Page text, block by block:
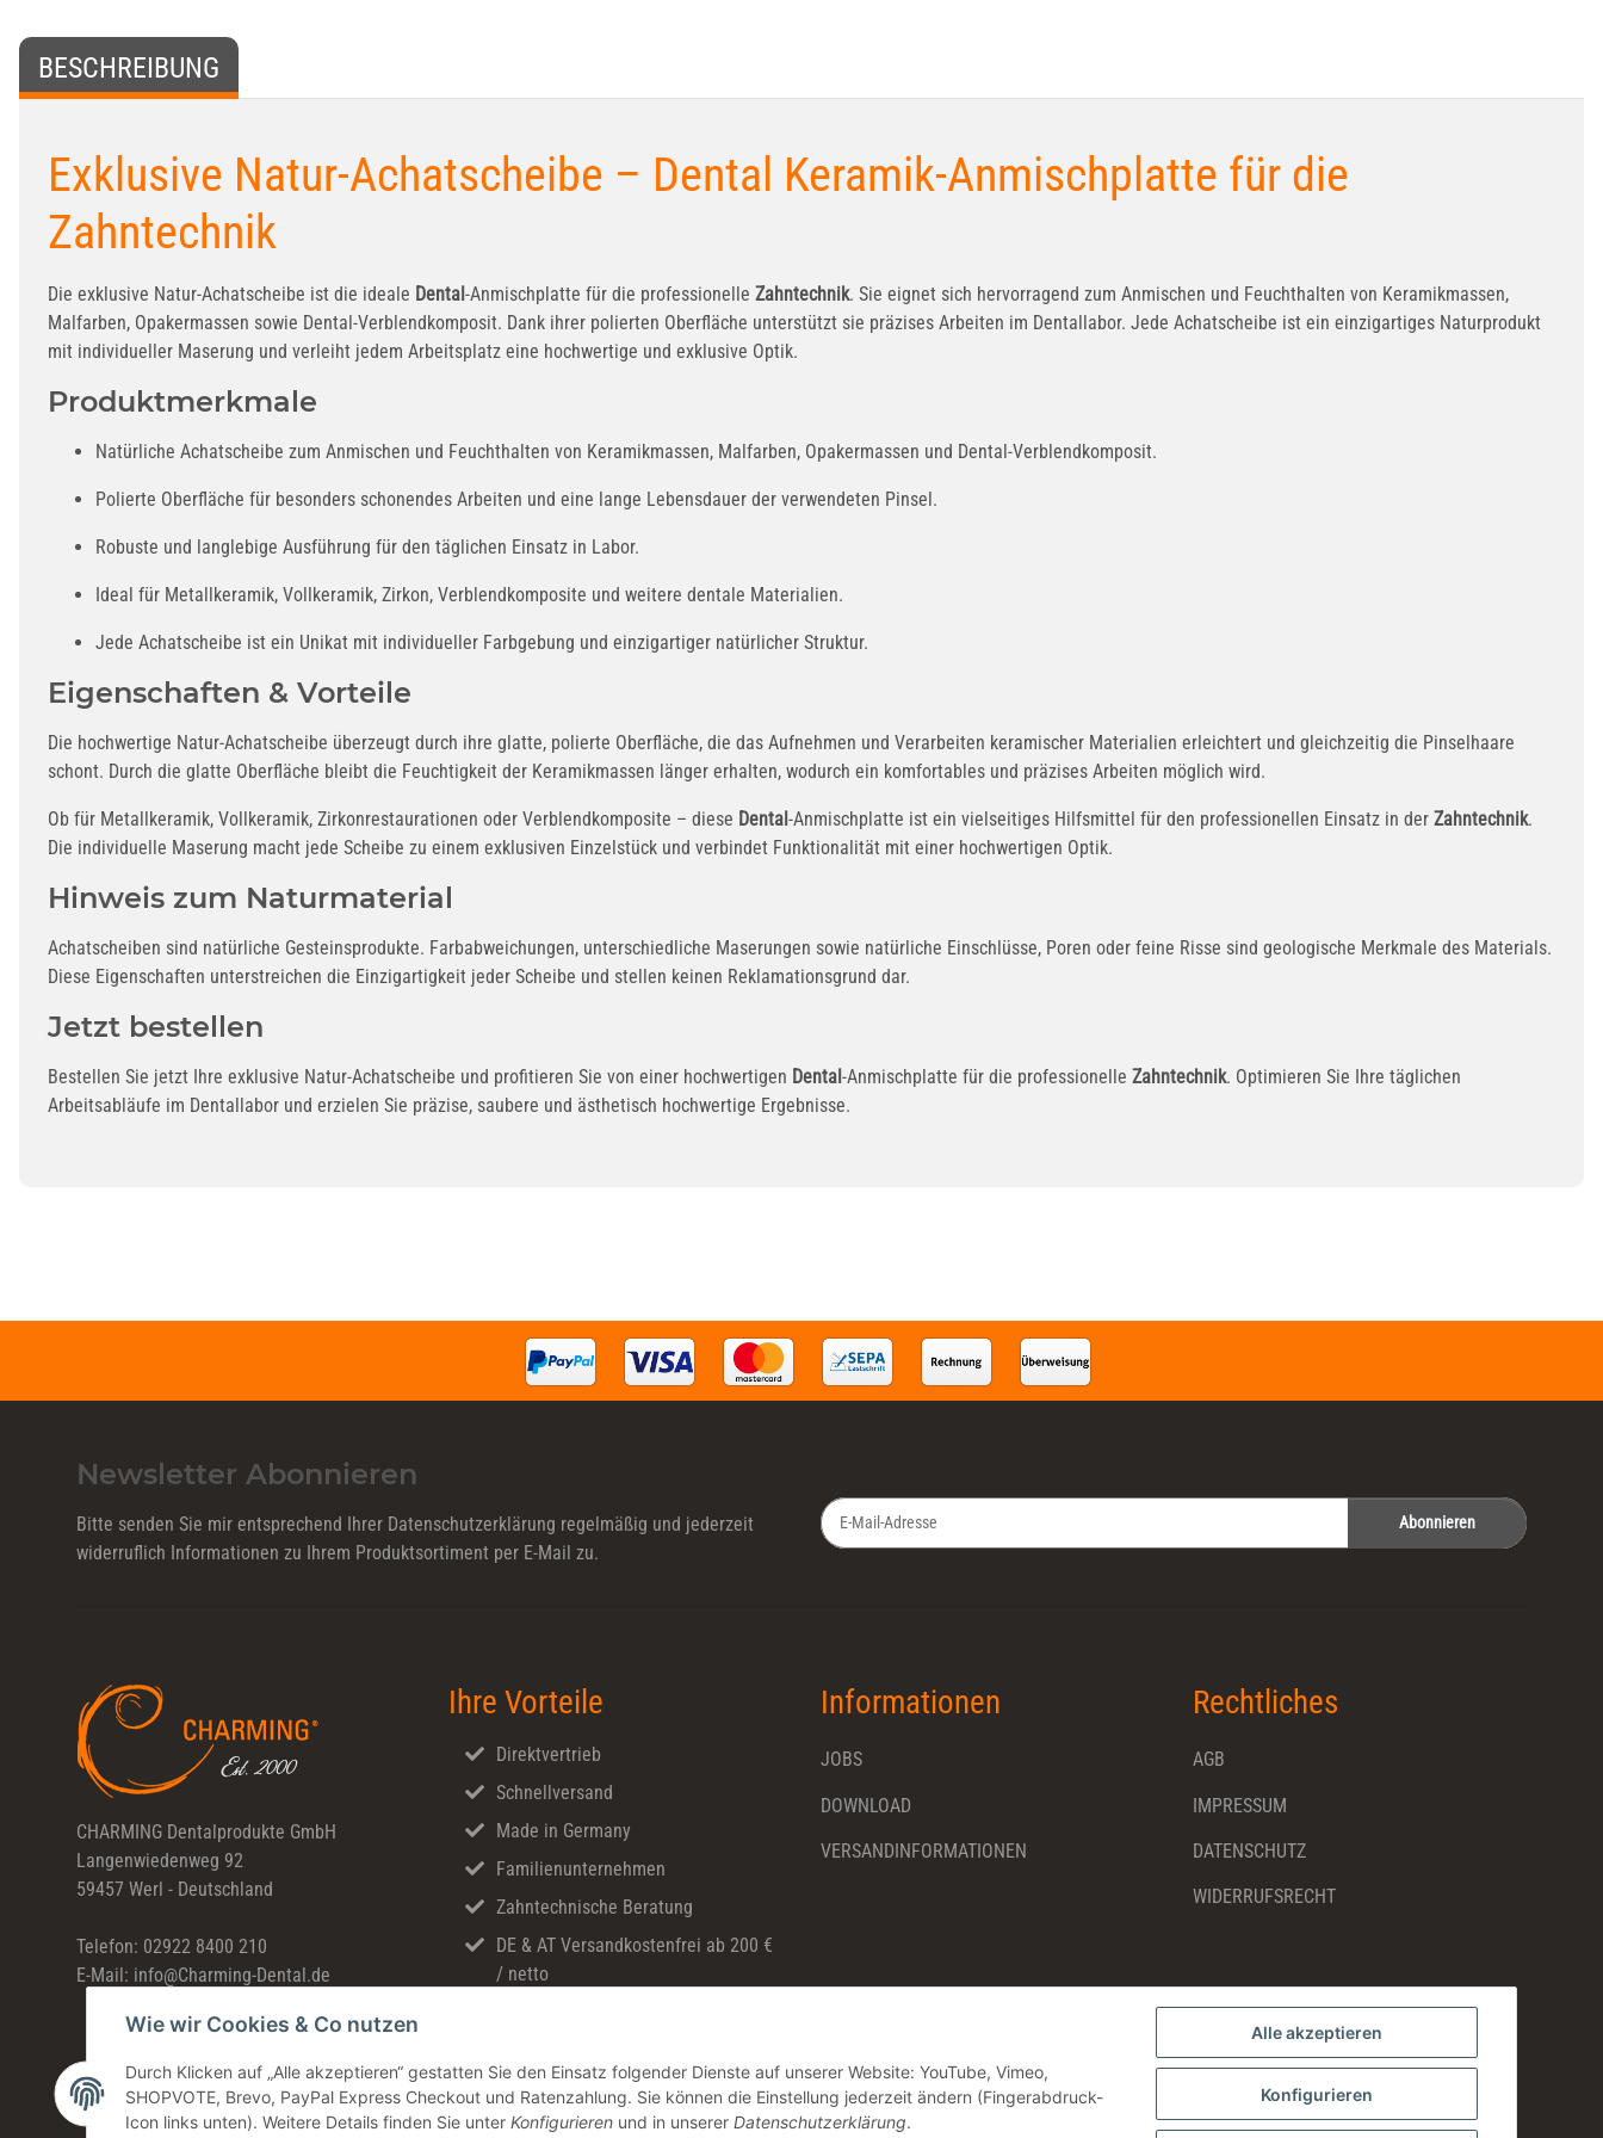
Alle akzeptieren
Konfigurieren
Wie wir Cookies & Co nutzen
Durch Klicken auf „Alle akzeptieren“ gestatten Sie den Einsatz folgender Dienste auf unserer Website: YouTube, Vimeo,
SHOPVOTE, Brevo, PayPal Express Checkout und Ratenzahlung. Sie können die Einstellung jederzeit ändern (Fingerabdruck-
Icon links unten). Weitere Details finden Sie unter Konfigurieren und in unserer Datenschutzerklärung.
BESCHREIBUNG
Exklusive Natur-Achatscheibe – Dental Keramik-Anmischplatte für die
Zahntechnik
Die exklusive Natur-Achatscheibe ist die ideale Dental -Anmischplatte für die professionelle Zahntechnik. Sie eignet sich hervorragend zum Anmischen und Feuchthalten von Keramikmassen,
Malfarben, Opakermassen sowie Dental-Verblendkomposit. Dank ihrer polierten Oberfläche unterstützt sie präzises Arbeiten im Dentallabor. Jede Achatscheibe ist ein einzigartiges Naturprodukt
mit individueller Maserung und verleiht jedem Arbeitsplatz eine hochwertige und exklusive Optik.
Produktmerkmale
Natürliche Achatscheibe zum Anmischen und Feuchthalten von Keramikmassen, Malfarben, Opakermassen und Dental-Verblendkomposit.
Polierte Oberfläche für besonders schonendes Arbeiten und eine lange Lebensdauer der verwendeten Pinsel.
Robuste und langlebige Ausführung für den täglichen Einsatz in Labor.
Ideal für Metallkeramik, Vollkeramik, Zirkon, Verblendkomposite und weitere dentale Materialien.
Jede Achatscheibe ist ein Unikat mit individueller Farbgebung und einzigartiger natürlicher Struktur.
Eigenschaften & Vorteile
Die hochwertige Natur-Achatscheibe überzeugt durch ihre glatte, polierte Oberfläche, die das Aufnehmen und Verarbeiten keramischer Materialien erleichtert und gleichzeitig die Pinselhaare
schont. Durch die glatte Oberfläche bleibt die Feuchtigkeit der Keramikmassen länger erhalten, wodurch ein komfortables und präzises Arbeiten möglich wird.
Ob für Metallkeramik, Vollkeramik, Zirkonrestaurationen oder Verblendkomposite – diese Dental -Anmischplatte ist ein vielseitiges Hilfsmittel für den professionellen Einsatz in der Zahntechnik.
Die individuelle Maserung macht jede Scheibe zu einem exklusiven Einzelstück und verbindet Funktionalität mit einer hochwertigen Optik.
Hinweis zum Naturmaterial
Achatscheiben sind natürliche Gesteinsprodukte. Farbabweichungen, unterschiedliche Maserungen sowie natürliche Einschlüsse, Poren oder feine Risse sind geologische Merkmale des Materials.
Diese Eigenschaften unterstreichen die Einzigartigkeit jeder Scheibe und stellen keinen Reklamationsgrund dar.
Jetzt bestellen
Bestellen Sie jetzt Ihre exklusive Natur-Achatscheibe und profitieren Sie von einer hochwertigen Dental -Anmischplatte für die professionelle Zahntechnik. Optimieren Sie Ihre täglichen
Arbeitsabläufe im Dentallabor und erzielen Sie präzise, saubere und ästhetisch hochwertige Ergebnisse.
Newsletter Abonnieren
Bitte senden Sie mir entsprechend Ihrer Datenschutzerklärung regelmäßig und jederzeit
widerruflich Informationen zu Ihrem Produktsortiment per E-Mail zu.
Abonnieren
CHARMING Dentalprodukte GmbH
Langenwiedenweg 92
59457 Werl - Deutschland
Telefon: 02922 8400 210
E-Mail: info@Charming-Dental.de
Ihre Vorteile
Direktvertrieb
Schnellversand
Made in Germany
Familienunternehmen
Zahntechnische Beratung
DE & AT Versandkostenfrei ab 200 €
/ netto
Informationen
JOBS
DOWNLOAD
VERSANDINFORMATIONEN
Rechtliches
AGB
IMPRESSUM
DATENSCHUTZ
WIDERRUFSRECHT
* Alle Preise zzgl. gesetzlicher USt., zzgl.